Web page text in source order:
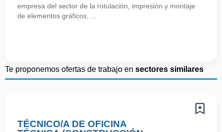
empresa del sector de la rotulación, impresión y montaje
de elementos gráficos, ...
Te proponemos ofertas de trabajo en sectores similares
TÉCNICO/A DE OFICINA